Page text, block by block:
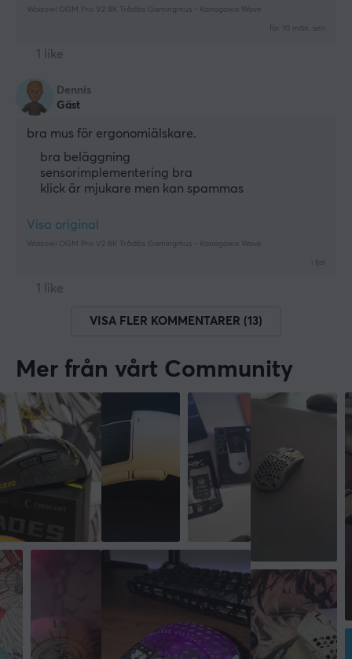
Waizowl OGM Pro V2 8K Trådlös Gamingmus - Kanagawa Wave
för 10 mån. sen
1 like
Dennis
Gäst
bra mus för ergonomiälskare.
bra beläggning
sensorimplementering bra
klick är mjukare men kan spammas
Visa original
Waizowl OGM Pro V2 8K Trådlös Gamingmus - Kanagawa Wave
1 like
VISA FLER KOMMENTARER (13)
Mer från vårt Community